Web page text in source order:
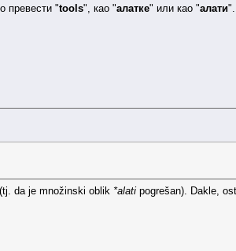
превести "tools", као "алатке" или као "алати".
da je množinski oblik *alati pogrešan). Dakle,